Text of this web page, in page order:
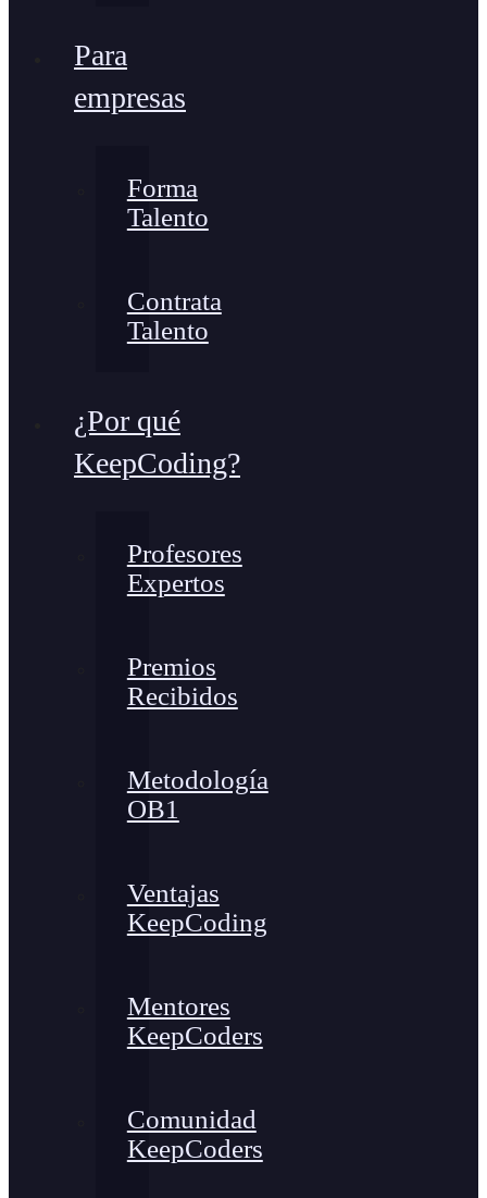
Para
empresas
Forma
Talento
Contrata
Talento
¿Por qué
KeepCoding?
Profesores
Expertos
Premios
Recibidos
Metodología
OB1
Ventajas
KeepCoding
Mentores
KeepCoders
Comunidad
KeepCoders